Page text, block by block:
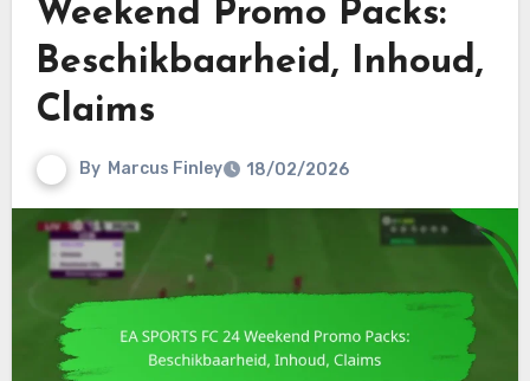
Weekend Promo Packs:
Beschikbaarheid, Inhoud,
Claims
By Marcus Finley 18/02/2026